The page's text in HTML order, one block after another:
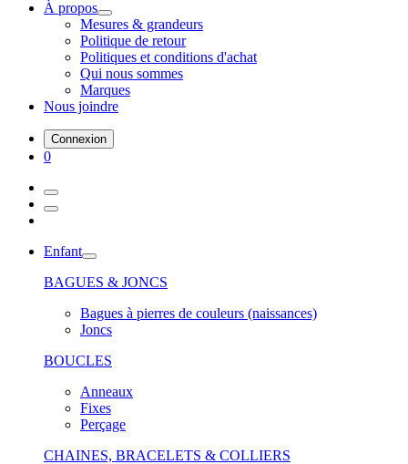
À propos
Mesures & grandeurs
Politique de retour
Politiques et conditions d'achat
Qui nous sommes
Marques
Nous joindre
Connexion
0
Enfant
BAGUES & JONCS
Bagues à pierres de couleurs (naissances)
Joncs
BOUCLES
Anneaux
Fixes
Perçage
CHAINES, BRACELETS & COLLIERS